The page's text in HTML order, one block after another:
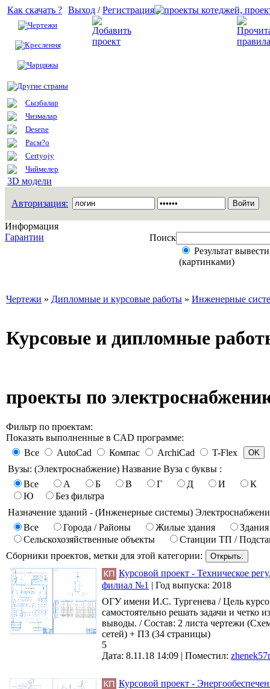
Как скачать ?
Чертежи
Креслення
Чарцяжы
Другие страны
Сызбалар
Чизмалар
Desene
Расм?о
Certyojy
Чиймелер
3D модели
Выход /Регистрация
Авторизация:
Информация
Гарантии
Поиск
Результат
(картинками)
Чертежи » Дипломные и курсовые работы » Инженерные
Курсовые и дипломные
проекты по
Фильтр по проектам:
Показать выполненные в CAD программе:
Все
AutoCad Компас ArchiCad
T-Flex
Вузы: (Электроснабжение) Название Вуза с буквы :
Все
А Б В Г Д И
К
Ю
Без фильтра
Назначение зданий - (Инженерные системы)
Все
Города / Районы Жилые здания
Сельскохозяйственные объекты
Станции ТП /
Сборники проектов, метки для этой категории:
Курсовой проект - Техническое
филиал №1 | Год выпуска: 2018
ОГУ имени И.С. Тургенева / Цель
самостоятельно решать задачи и четко
выводы. / Состав: 2 листа чертежи
сетей) + ПЗ (34 страницы)
5
Дата: 8.11.18 14:09 | Поместил:
Курсовой проект -